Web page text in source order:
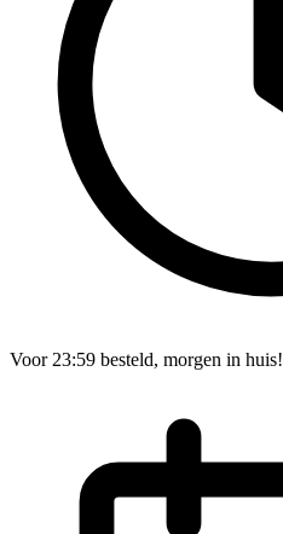
Voor 23:59 besteld, morgen in huis!